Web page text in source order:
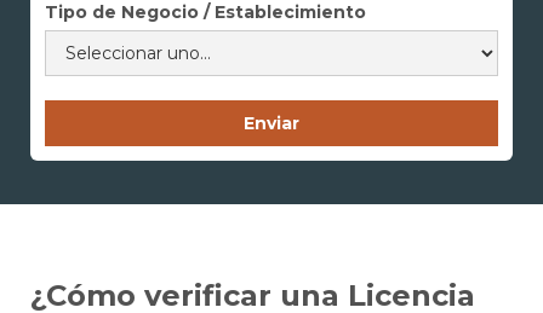
Tipo de Negocio / Establecimiento
¿Cómo verificar una Licencia